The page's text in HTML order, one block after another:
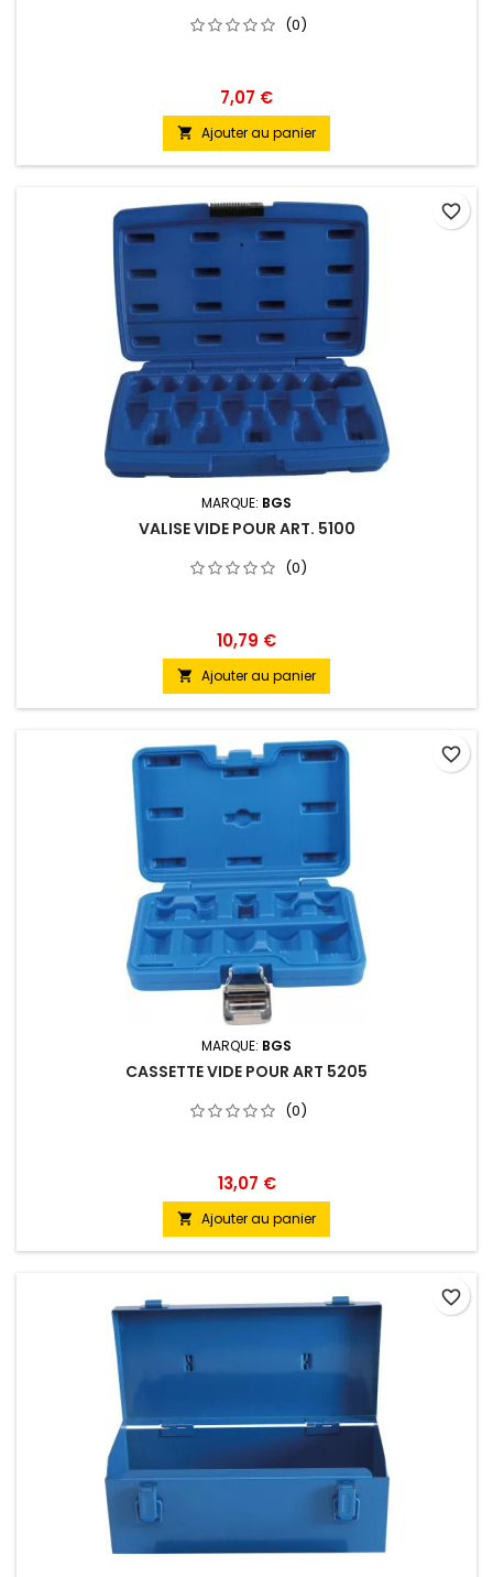
(0)
7,07 €
 Ajouter au panier
MARQUE: BGS
VALISE VIDE POUR ART. 5100
(0)
10,79 €
 Ajouter au panier
favorite_border
MARQUE: BGS
CASSETTE VIDE POUR ART 5205
(0)
13,07 €
 Ajouter au panier
favorite_border
favorite_border